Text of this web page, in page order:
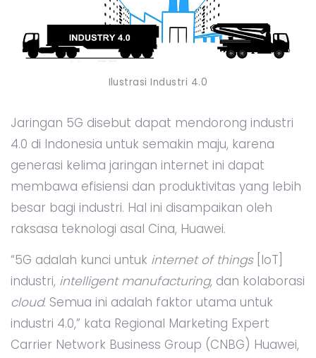
Ilustrasi Industri 4.0
Jaringan 5G disebut dapat mendorong industri
4.0 di Indonesia untuk semakin maju, karena
generasi kelima jaringan internet ini dapat
membawa efisiensi dan produktivitas yang lebih
besar bagi industri. Hal ini disampaikan oleh
raksasa teknologi asal Cina, Huawei.
“5G adalah kunci untuk internet of things[IoT]
industri, intelligent manufacturing, dan kolaborasi
cloud. Semua ini adalah faktor utama untuk
industri 4.0,” kata Regional Marketing Expert
Carrier Network Business Group (CNBG) Huawei,